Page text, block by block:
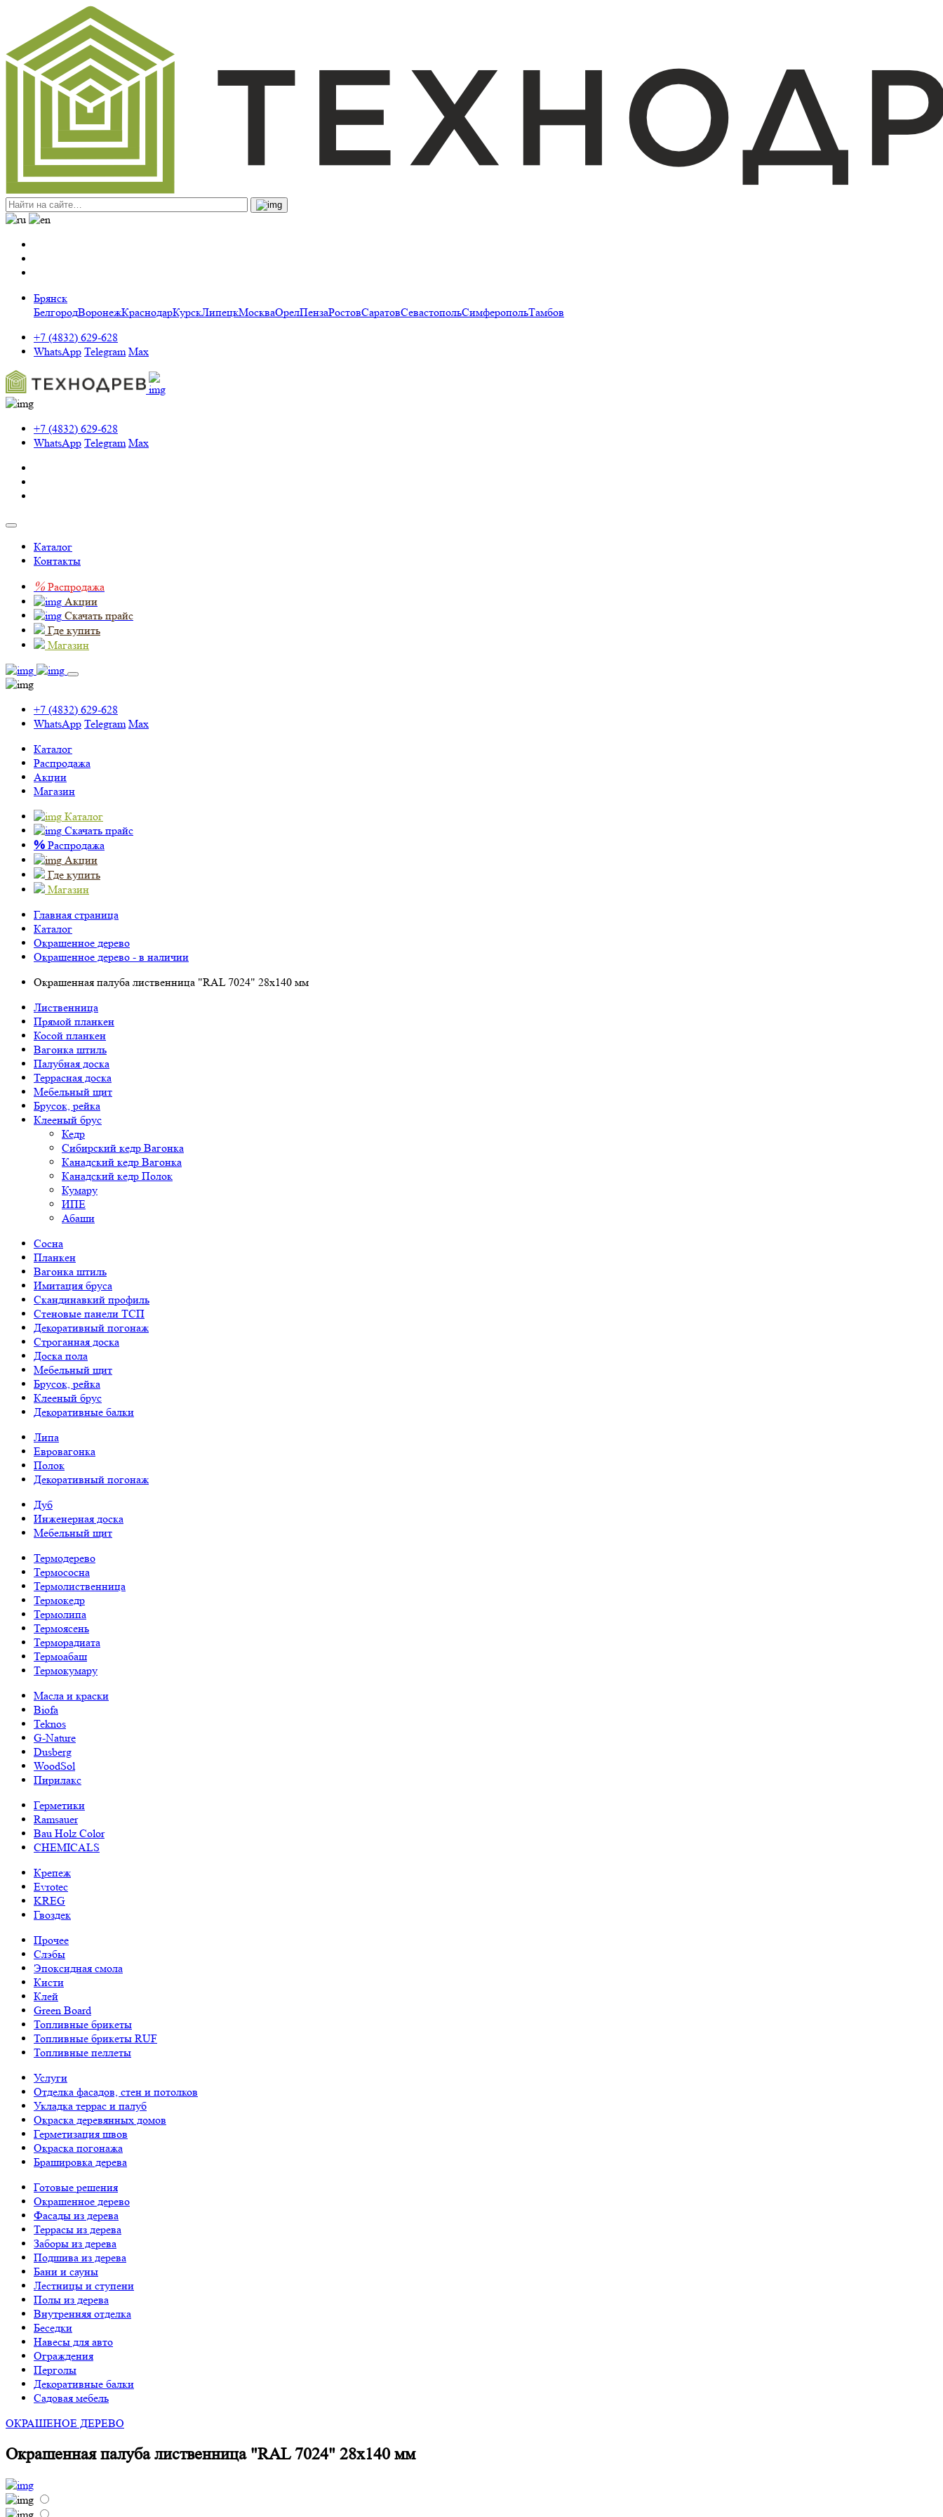
Брянск
БелгородВоронежКраснодарКурскЛипецкМоскваОрелПензаРостовСаратовСевастопольСимферопольТамбов
+7 (4832) 629-628
WhatsApp Telegram Max
+7 (4832) 629-628
WhatsApp Telegram Max
Каталог
Контакты
% Распродажа
Акции
Скачать прайс
Где купить
Магазин
+7 (4832) 629-628
WhatsApp Telegram Max
Каталог
Распродажа
Акции
Магазин
Каталог
Скачать прайс
% Распродажа
Акции
Где купить
Магазин
Главная страница
Каталог
Окрашенное дерево
Окрашенное дерево - в наличии
Окрашенная палуба лиственница "RAL 7024" 28х140 мм
Лиственница
Прямой планкен
Косой планкен
Вагонка штиль
Палубная доска
Террасная доска
Мебельный щит
Брусок, рейка
Клееный брус
Кедр
Сибирский кедр Вагонка
Канадский кедр Вагонка
Канадский кедр Полок
Кумару
ИПЕ
Абаши
Сосна
Планкен
Вагонка штиль
Имитация бруса
Скандинавкий профиль
Стеновые панели ТСП
Декоративный погонаж
Строганная доска
Доска пола
Мебельный щит
Брусок, рейка
Клееный брус
Декоративные балки
Липа
Евровагонка
Полок
Декоративный погонаж
Дуб
Инженерная доска
Мебельный щит
Термодерево
Термососна
Термолиственница
Термокедр
Термолипа
Термоясень
Терморадиата
Термоабаш
Термокумару
Масла и краски
Biofa
Teknos
G-Nature
Dusberg
WoodSol
Пирилакс
Герметики
Ramsauer
Bau Holz Color
CHEMICALS
Крепеж
Evrotec
KREG
Гвоздек
Прочее
Слэбы
Эпоксидная смола
Кисти
Клей
Green Board
Топливные брикеты
Топливные брикеты RUF
Топливные пеллеты
Услуги
Отделка фасадов, стен и потолков
Укладка террас и палуб
Окраска деревянных домов
Герметизация швов
Окраска погонажа
Брашировка дерева
Готовые решения
Окрашенное дерево
Фасады из дерева
Террасы из дерева
Заборы из дерева
Подшива из дерева
Бани и сауны
Лестницы и ступени
Полы из дерева
Внутренняя отделка
Беседки
Навесы для авто
Ограждения
Перголы
Декоративные балки
Садовая мебель
ОКРАШЕНОЕ ДЕРЕВО
Окрашенная палуба лиственница "RAL 7024" 28х140 мм